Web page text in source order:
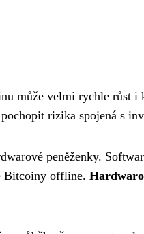
může velmi rychle růst i
rizika spojená s
peněženky.
Bitcoiny offline.